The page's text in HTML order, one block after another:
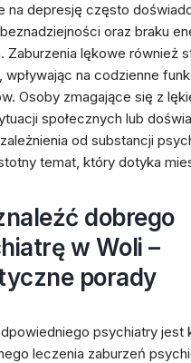
na depresję często
oraz braku
Zaburzenia lękowe również
wpływając na codzienne
Osoby zmagające się z
społecznych lub
od substancji
temat, który dotyka
dobrego
w Woli –
porady
psychiatry jest
leczenia zaburzeń